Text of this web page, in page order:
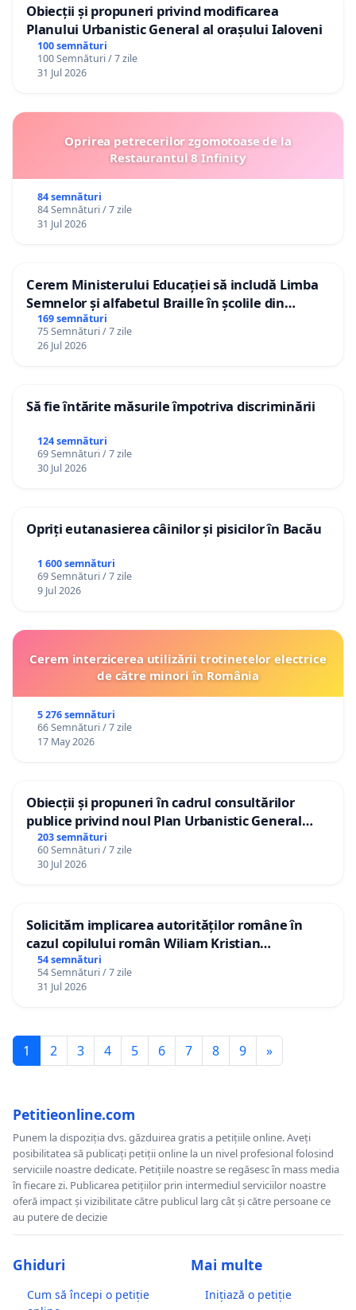
Obiecții și propuneri privind modificarea
Planului Urbanistic General al orașului Ialoveni
100 semnături
100 Semnături / 7 zile
31 Jul 2026
Oprirea petrecerilor zgomotoase de la
Restaurantul 8 Infinity
84 semnături
84 Semnături / 7 zile
31 Jul 2026
Cerem Ministerului Educației să includă Limba
Semnelor și alfabetul Braille în școlile din
Republica Moldova!
169 semnături
75 Semnături / 7 zile
26 Jul 2026
Să fie întărite măsurile împotriva discriminării
124 semnături
69 Semnături / 7 zile
30 Jul 2026
Opriți eutanasierea câinilor și pisicilor în Bacău
1 600 semnături
69 Semnături / 7 zile
9 Jul 2026
Cerem interzicerea utilizării trotinetelor electrice
de către minori în România
5 276 semnături
66 Semnături / 7 zile
17 May 2026
Obiecții și propuneri în cadrul consultărilor
publice privind noul Plan Urbanistic General
(PUG) Ialoveni
203 semnături
60 Semnături / 7 zile
30 Jul 2026
Solicităm implicarea autorităților române în
cazul copilului român Wiliam Kristian
Gheorghe, aflat în plasament în Danemarca de
12 ani
54 semnături
54 Semnături / 7 zile
31 Jul 2026
1 2 3 4 5 6 7 8 9 »
Petitieonline.com
Punem la dispoziția dvs. găzduirea gratis a petițiile online. Aveți
posibilitatea să publicați petiții online la un nivel profesional folosind
serviciile noastre dedicate. Petițiile noastre se regăsesc în mass media
în fiecare zi. Publicarea petițiilor prin intermediul serviciilor noastre
oferă impact și vizibilitate către publicul larg cât și către persoane ce
au putere de decizie
Ghiduri
Cum să începi o petiție
Mai multe
Inițiază o petiție